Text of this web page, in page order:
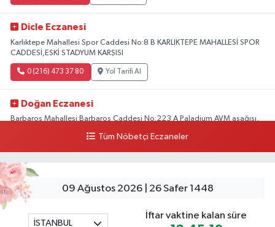
Dicle Eczanesi
Karlıktepe Mahallesi Spor Caddesi No:8 B KARLIKTEPE MAHALLESİ SPOR
CADDESİ,ESKİ STADYUM KARŞISI
0 (216) 473 37 80 Yol Tarifi Al
Doğan Eczanesi
Barbaros Mahallesi Barbaros Caddesi No:223 A Paladium AVM aşağısı,
Mali Eczanesi
Merkez Mahallesi Tüloğlu Sokak No:4 A REŞİTPAŞACADDESİ QNB BANK
0 (532) 711 72 17
Tüm Nöbetçi Eczaneler
09 Ağustos 2026 | 26 Safer 1448
İSTANBUL
İftar vaktine kalan süre